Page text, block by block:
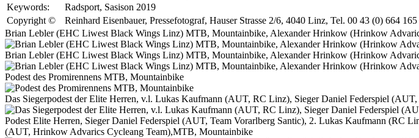
Keywords:
Radsport, Sasison 2019
Copyright ©
Reinhard Eisenbauer, Pressefotograf, Hauser Strasse 2/6, 4040 Linz, Tel. 00 43 (0) 664
Brian Lebler (EHC Liwest Black Wings Linz) MTB, Mountainbike, Alexander Hrinkow (Hrinkow
Brian Lebler (EHC Liwest Black Wings Linz) MTB, Mountainbike, Alexander Hrinkow (Hrinkow
Podest des Promirennens MTB, Mountainbike
Das Siegerpodest der Elite Herren, v.l. Lukas Kaufmann (AUT, RC Linz), Sieger Daniel Federspiel
Podest Elite Herren, Sieger Daniel Federspiel (AUT, Team Vorarlberg Santic), 2. Lukas Kaufmann
(AUT, Hrinkow Advarics Cycleang Team),MTB, Mountainbike